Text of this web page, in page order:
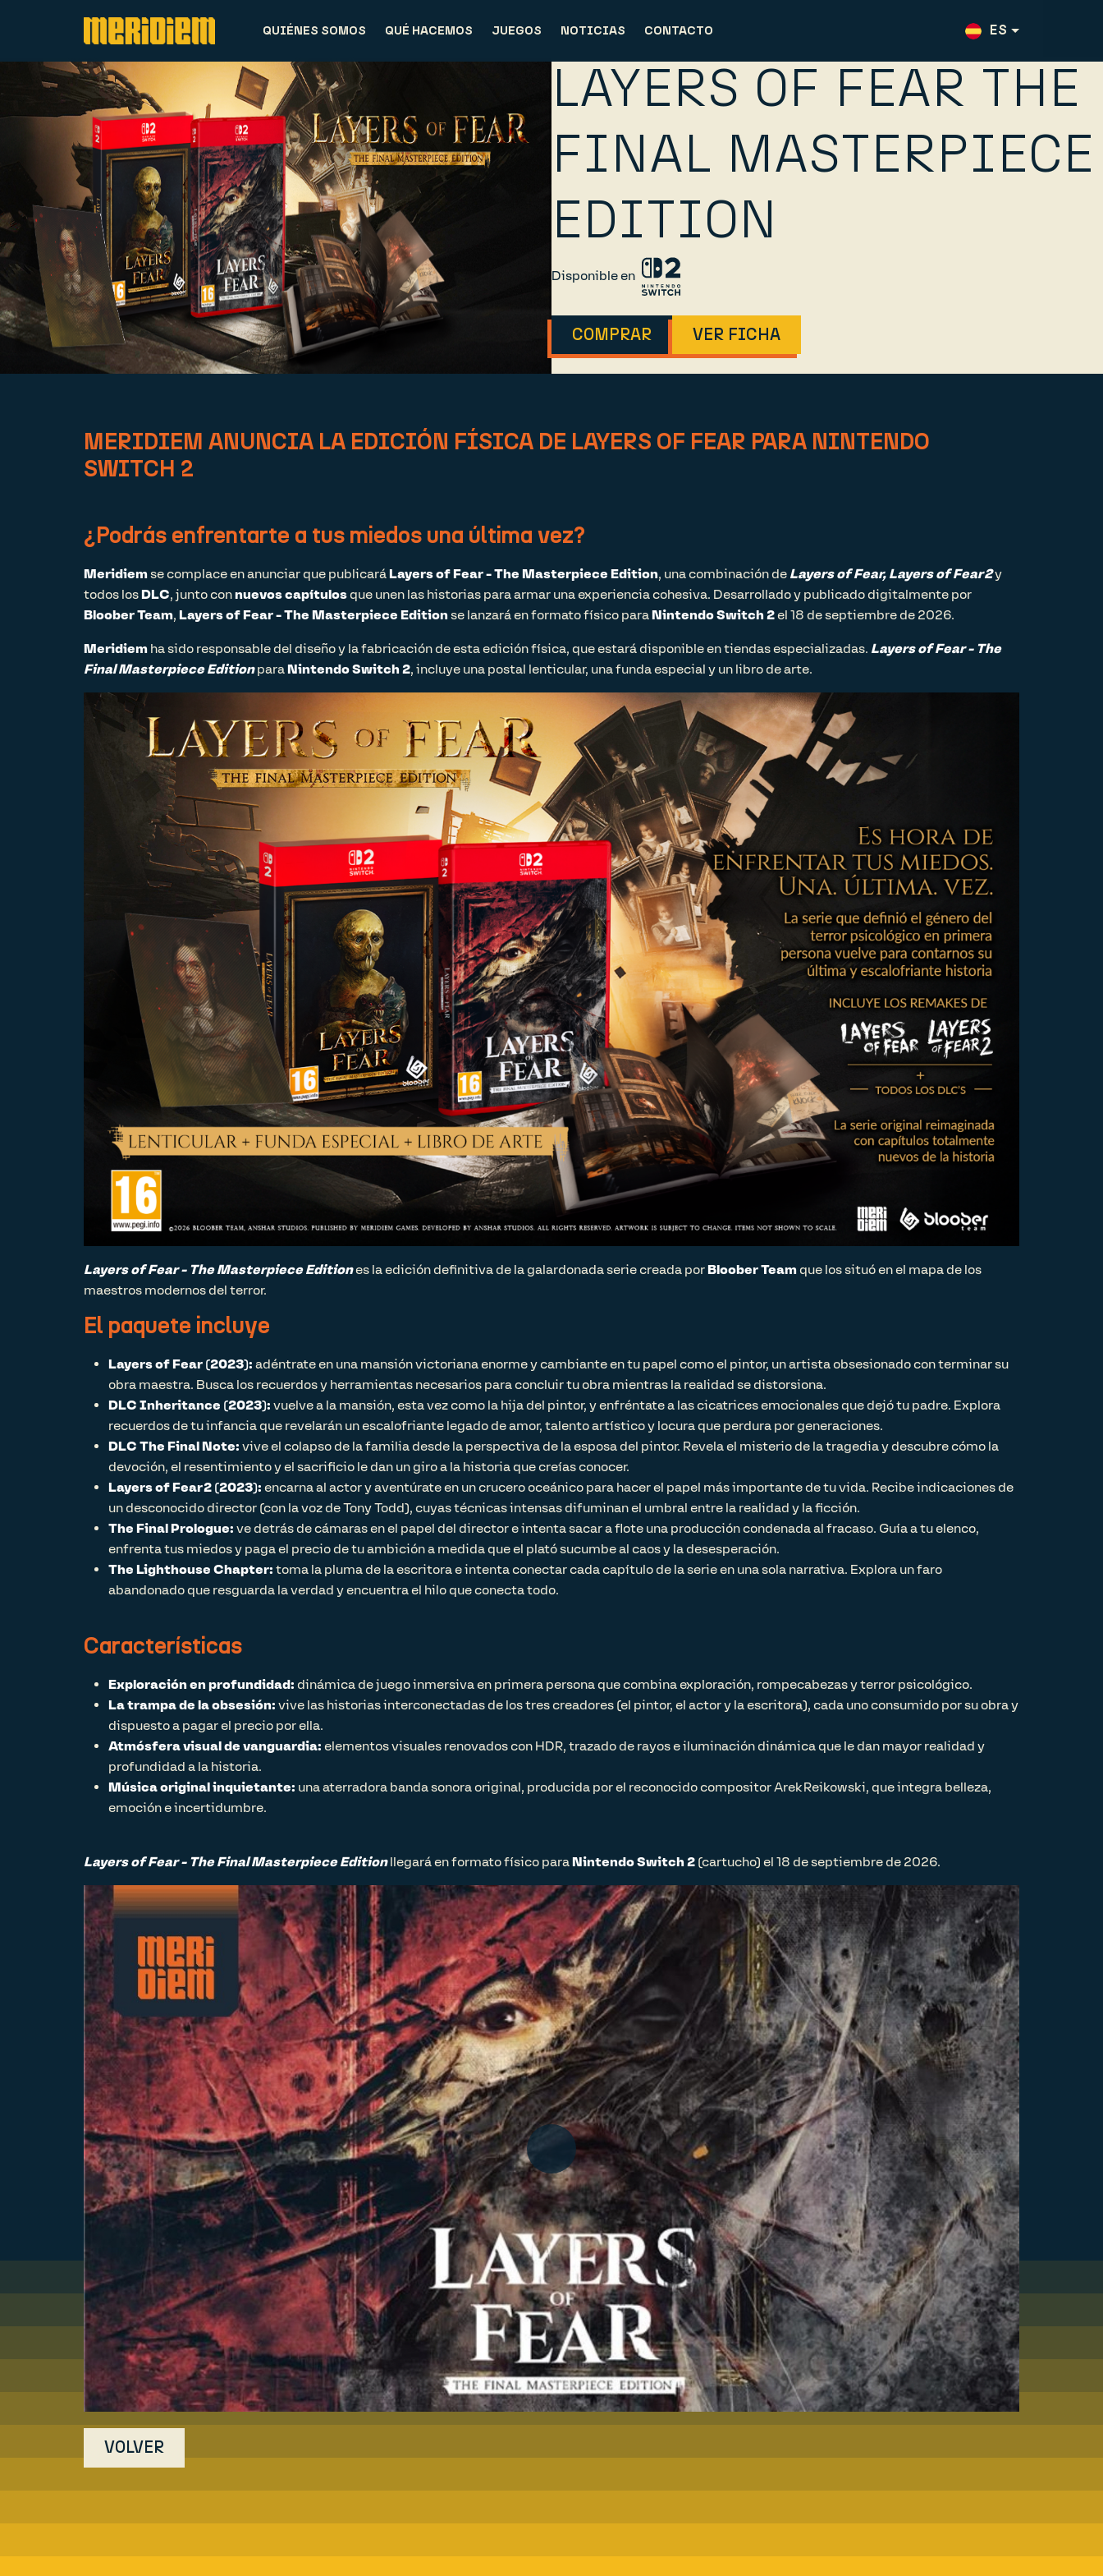
QUIÉNES SOMOS QUÉ HACEMOS JUEGOS NOTICIAS CONTACTO ES
LAYERS OF FEAR THE
FINAL MASTERPIECE
EDITION
Disponible en
COMPRAR VER FICHA
MERIDIEM ANUNCIA LA EDICIÓN FÍSICA DE LAYERS OF FEAR PARA NINTENDO
SWITCH 2
¿Podrás enfrentarte a tus miedos una última vez?
Meridiemse complace en anunciar que publicaráLayers of Fear - The Masterpiece Edition, una combinación de Layers of Fear, Layers of Fear 2y
todos losDLC, junto connuevos capítulosque unen las historias para armar una experiencia cohesiva. Desarrollado y publicado digitalmente por
Bloober Team, Layers of Fear - The Masterpiece Editionse lanzará en formato físico paraNintendo Switch 2el 18 de septiembre de 2026.
Meridiem ha sido responsable del diseño y la fabricación de esta edición física, que estará disponible en tiendas especializadas. Layers of Fear - The
Final Masterpiece EditionparaNintendo Switch 2, incluye una postal lenticular, una funda especial y un libro de arte.
Layers of Fear - The Masterpiece Editiones la edición definitiva de la galardonada serie creada porBloober Teamque los situó en el mapa de los
maestros modernos del terror.
El paquete incluye
Layers of Fear (2023): adéntrate en una mansión victoriana enorme y cambiante en tu papel como el pintor, un artista obsesionado con terminar su
obra maestra. Busca los recuerdos y herramientas necesarios para concluir tu obra mientras la realidad se distorsiona.
DLC Inheritance (2023): vuelve a la mansión, esta vez como la hija del pintor, y enfréntate a las cicatrices emocionales que dejó tu padre. Explora
recuerdos de tu infancia que revelarán un escalofriante legado de amor, talento artístico y locura que perdura por generaciones.
DLC The Final Note: vive el colapso de la familia desde la perspectiva de la esposa del pintor. Revela el misterio de la tragedia y descubre cómo la
devoción, el resentimiento y el sacrificio le dan un giro a la historia que creías conocer.
Layers of Fear 2 (2023): encarna al actor y aventúrate en un crucero oceánico para hacer el papel más importante de tu vida. Recibe indicaciones de
un desconocido director (con la voz de Tony Todd), cuyas técnicas intensas difuminan el umbral entre la realidad y la ficción.
The Final Prologue: ve detrás de cámaras en el papel del director e intenta sacar a flote una producción condenada al fracaso. Guía a tu elenco,
enfrenta tus miedos y paga el precio de tu ambición a medida que el plató sucumbe al caos y la desesperación.
The Lighthouse Chapter: toma la pluma de la escritora e intenta conectar cada capítulo de la serie en una sola narrativa. Explora un faro
abandonado que resguarda la verdad y encuentra el hilo que conecta todo.
Características
Exploración en profundidad: dinámica de juego inmersiva en primera persona que combina exploración, rompecabezas y terror psicológico.
La trampa de la obsesión: vive las historias interconectadas de los tres creadores (el pintor, el actor y la escritora), cada uno consumido por su obra y
dispuesto a pagar el precio por ella.
Atmósfera visual de vanguardia: elementos visuales renovados con HDR, trazado de rayos e iluminación dinámica que le dan mayor realidad y
profundidad a la historia.
Música original inquietante: una aterradora banda sonora original, producida por el reconocido compositor Arek Reikowski, que integra belleza,
emoción e incertidumbre.
Layers of Fear - The Final Masterpiece Editionllegará en formato físico paraNintendo Switch 2 (cartucho) el 18 de septiembre de 2026.
VOLVER